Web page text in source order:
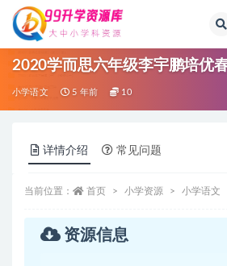
2020学而思六年级李宇鹏培优
小学语文 5 年前 10
详情介绍 常见问题
当前位置： 首页 小学资源 小学语文
资源信息